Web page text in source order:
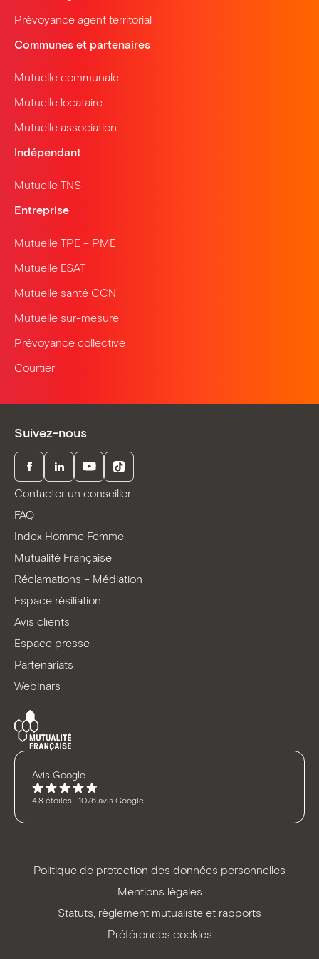
Prévoyance agent territorial
Communes et partenaires
Mutuelle communale
Mutuelle locataire
Mutuelle association
Indépendant
Mutuelle TNS
Entreprise
Mutuelle TPE – PME
Mutuelle ESAT
Mutuelle santé CCN
Mutuelle sur-mesure
Prévoyance collective
Courtier
Suivez-nous
FacebookLinkedInYoutubeTikTok
Contacter un conseiller
FAQ
Index Homme Femme
Mutualité Française
Réclamations – Médiation
Espace résiliation
Avis clients
Espace presse
Partenariats
Webinars
Avis Google
4,8 étoiles | 1076 avis Google
Politique de protection des données personnelles
Mentions légales
Statuts, règlement mutualiste et rapports
Préférences cookies